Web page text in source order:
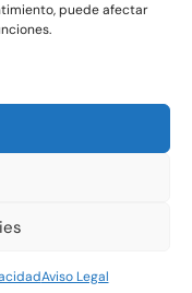
puede afectar
Aviso Legal